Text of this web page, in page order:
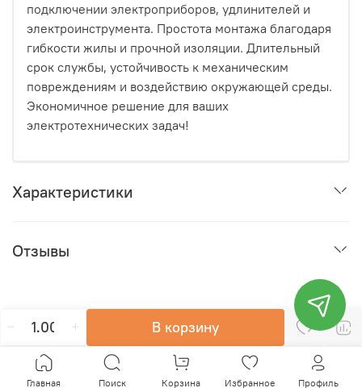
В корзину
подключении электроприборов, удлинителей и
электроинструмента. Простота монтажа благодаря
гибкости жилы и прочной изоляции. Длительный
срок службы, устойчивость к механическим
повреждениям и воздействию окружающей среды.
Экономичное решение для ваших
электротехнических задач!
Характеристики
Отзывы
Главная Поиск Корзина Избранное Профиль